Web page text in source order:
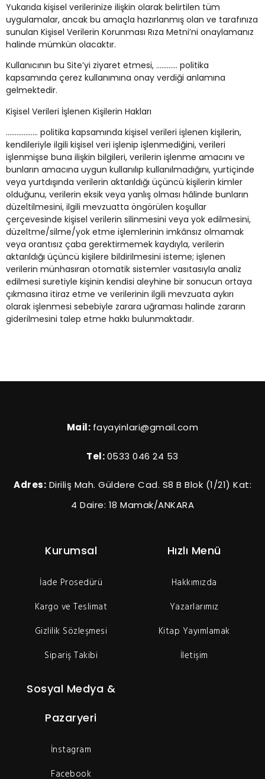
Yukarıda kişisel verilerinize ilişkin olarak belirtilen tüm
uygulamalar, ancak bu amaçla hazırlanmış olan ve tarafınıza
sunulan Kişisel Verilerin Korunması Rıza Metni’ni onaylamanız
halinde mümkün olacaktır.
Kullanıcının bu Site’yi ziyaret etmesi, ………… politika
kapsamında çerez kullanımına onay verdiği anlamına
gelmektedir.
Kişisel Verileri İşlenen Kişilerin Hakları
……………… politika kapsamında kişisel verileri işlenen kişilerin,
kendileriyle ilgili kişisel veri işlenip işlenmediğini, verileri
işlenmişse buna ilişkin bilgileri, verilerin işlenme amacını ve
bunların amacına uygun kullanılıp kullanılmadığını, yurtiçinde
veya yurtdışında verilerin aktarıldığı üçüncü kişilerin kimler
olduğunu, verilerin eksik veya yanlış olması hâlinde bunların
düzeltilmesini, ilgili mevzuatta öngörülen koşullar
çerçevesinde kişisel verilerin silinmesini veya yok edilmesini,
düzeltme/silme/yok etme işlemlerinin imkânsız olmamak
veya orantısız çaba gerektirmemek kaydıyla, verilerin
aktarıldığı üçüncü kişilere bildirilmesini isteme; işlenen
verilerin münhasıran otomatik sistemler vasıtasıyla analiz
edilmesi suretiyle kişinin kendisi aleyhine bir sonucun ortaya
çıkmasına itiraz etme ve verilerinin ilgili mevzuata aykırı
olarak işlenmesi sebebiyle zarara uğraması halinde zararın
giderilmesini talep etme hakkı bulunmaktadır.
Mail: fayayinlari@gmail.com
Tel:0533 046 24 53
Adres: Diriliş Mah. Güldere Cad. S8 B Blok (1/21) Kat:
4 Daire: 18 Mamak/ANKARA
Kurumsal
İade Prosedürü
Kargo ve Teslimat
Gizlilik Sözleşmesi
Sipariş Takibi
Hızlı Menü
Hakkımızda
Yazarlarımız
Kitap Yayımlamak
İletişim
Sosyal Medya &
Pazaryeri
İnstagram
Facebook